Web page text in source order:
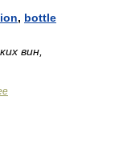
, bottle
вин,